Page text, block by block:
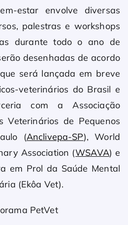
estar envolve diversas
palestras e workshops
durante todo o ano de
desenhadas de acordo
será lançada em breve
veterinários do Brasil e
com a Associação
Veterinários de Pequenos
(Anclivepa-SP), World
Association (WSAVA) e
em Prol da Saúde Mental
(Ekôa Vet).
PetVet